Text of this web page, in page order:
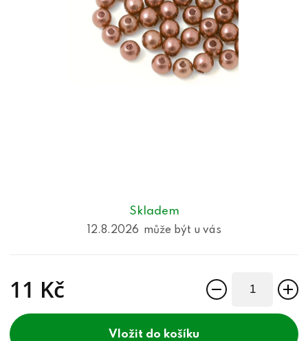
Skladem
12.8.2026
11 Kč
do košíku